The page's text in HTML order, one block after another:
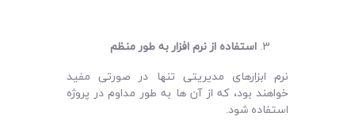
استفاده از نرم افزار به طور منظم
نرم‌ ابزارهای مدیریتی تنها در صورتی مفید
خواهند بود، که از آن ها به طور مداوم در پروژه
استفاده شود.